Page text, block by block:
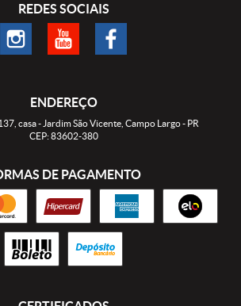
REDES SOCIAIS
ENDEREÇO
casa- Jardim São Vicente, Campo Largo- PR
CEP: 83602-380
DE PAGAMENTO